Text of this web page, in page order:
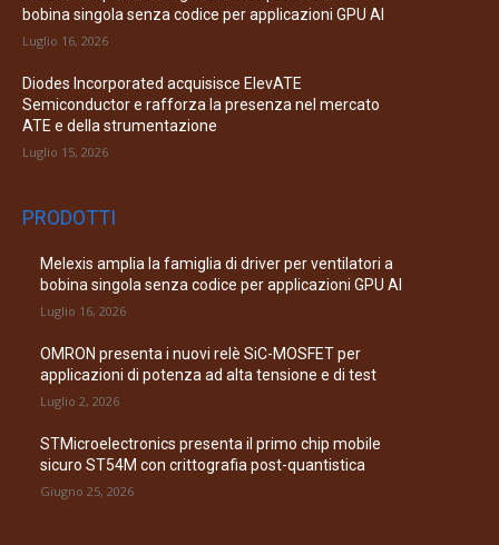
bobina singola senza codice per applicazioni GPU AI
Luglio 16, 2026
Diodes Incorporated acquisisce ElevATE
Semiconductor e rafforza la presenza nel mercato
ATE e della strumentazione
Luglio 15, 2026
PRODOTTI
Melexis amplia la famiglia di driver per ventilatori a
bobina singola senza codice per applicazioni GPU AI
Luglio 16, 2026
OMRON presenta i nuovi relè SiC-MOSFET per
applicazioni di potenza ad alta tensione e di test
Luglio 2, 2026
STMicroelectronics presenta il primo chip mobile
sicuro ST54M con crittografia post-quantistica
Giugno 25, 2026